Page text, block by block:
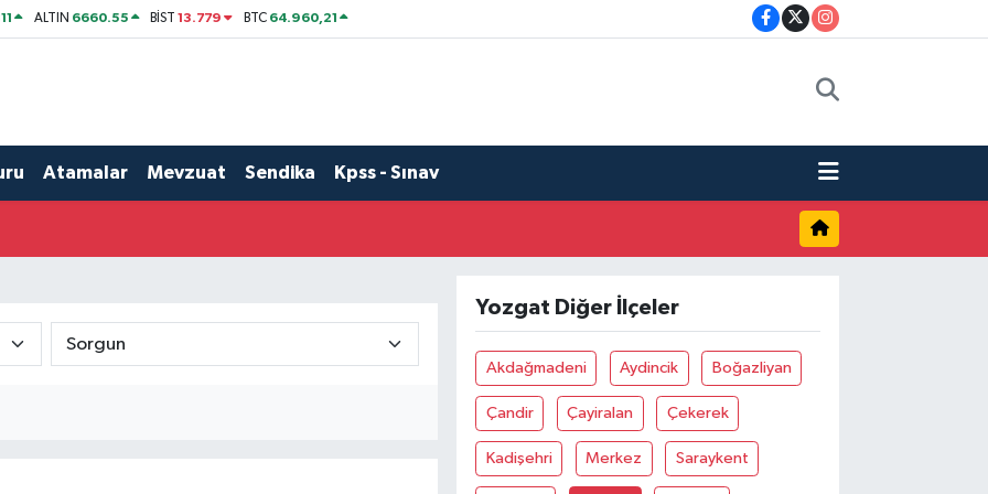
ALTIN 6660.55 BİST13.779 BTC 64.960,21
Atamalar Mevzuat Sendika Kpss - Sınav
Yozgat Diğer İlçeler
Akdağmadeni Aydincik Boğazliyan
Çandir Çayiralan Çekerek
Kadişehri Merkez Saraykent